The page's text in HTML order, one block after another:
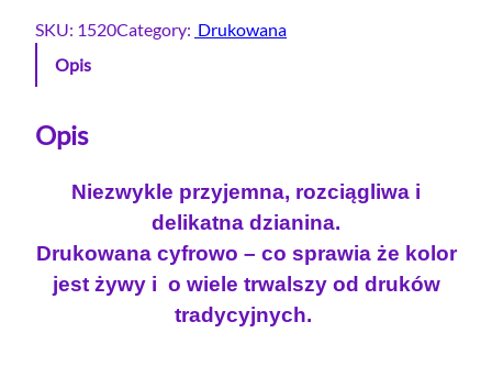
SKU: 1520Category: Drukowana
Opis
Opis
Niezwykle przyjemna, rozciągliwa i
delikatna dzianina.
Drukowana cyfrowo – co sprawia że kolor
jest żywy i o wiele trwalszy od druków
tradycyjnych.